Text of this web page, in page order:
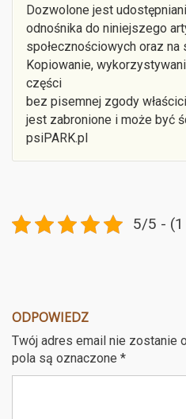
Dozwolone jest
odnośnika do niniejszego
społecznościowych oraz na
Kopiowanie,
części
bez pisemnej zgody
jest zabronione i może być
psiPARK.pl
5/5 - (1
ODPOWIEDZ
Twój adres email nie zostanie
pola są oznaczone *